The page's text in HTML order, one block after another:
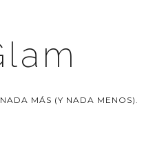
MÁS (Y NADA MENOS).